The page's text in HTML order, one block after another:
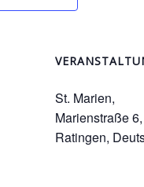
St. Marien,
Marienstraße
Ratingen,